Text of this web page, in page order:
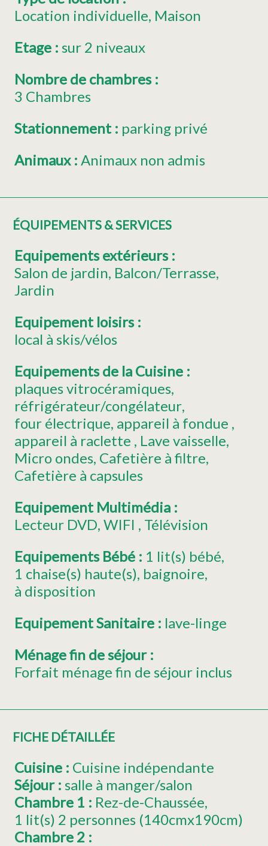
Location individuelle Maison
Etage : sur 2 niveaux
Nombre de chambres :
3 Chambres
Stationnement : parking privé
Animaux : Animaux non admis
ÉQUIPEMENTS & SERVICES
Equipements extérieurs :
Salon de jardin Balcon/Terrasse
Jardin
Equipement loisirs :
local à skis/vélos
Equipements de la Cuisine :
plaques vitrocéramiques
réfrigérateur/congélateur
four électrique appareil à fondue
appareil à raclette
Lave vaisselle
Micro ondes Cafetière à filtre
Cafetière à capsules
Equipement Multimédia :
Lecteur DVD WIFI
Télévision
Equipements Bébé : 1 lit(s) bébé
1 chaise(s) haute(s) baignoire
à disposition
Equipement Sanitaire : lave-linge
Ménage fin de séjour :
Forfait ménage fin de séjour inclus
FICHE DÉTAILLÉE
Cuisine : Cuisine indépendante
Séjour : salle à manger/salon
Chambre 1 : Rez-de-Chaussée
1 lit(s) 2 personnes (140cmx190cm)
Chambre 2 :